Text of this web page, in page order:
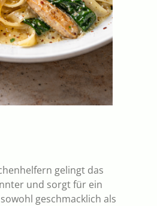
gelingt das
und sorgt für ein
geschmacklich als